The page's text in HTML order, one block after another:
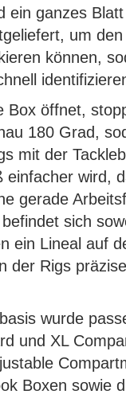
ein ganzes
um
können,
Box öffnet,
180 Grad,
mit der
einfacher wird,
gerade
sich
ein Lineal auf
der Rigs
wurde
und XL
Boxen sowie